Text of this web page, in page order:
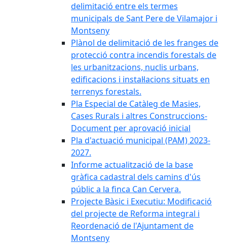
delimitació entre els termes
municipals de Sant Pere de Vilamajor i
Montseny
Plànol de delimitació de les franges de
protecció contra incendis forestals de
les urbanitzacions, nuclis urbans,
edificacions i instal·lacions situats en
terrenys forestals.
Pla Especial de Catàleg de Masies,
Cases Rurals i altres Construccions-
Document per aprovació inicial
Pla d'actuació municipal (PAM) 2023-
2027.
Informe actualització de la base
gràfica cadastral dels camins d'ús
públic a la finca Can Cervera.
Projecte Bàsic i Executiu: Modificació
del projecte de Reforma integral i
Reordenació de l'Ajuntament de
Montseny